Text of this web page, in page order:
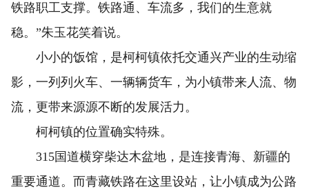
铁路职工支撑。铁路通、车流多，我们的生意就
稳。”朱玉花笑着说。
小小的饭馆，是柯柯镇依托交通兴产业的生动缩
影，一列列火车、一辆辆货车，为小镇带来人流、物
流，更带来源源不断的发展活力。
柯柯镇的位置确实特殊。
315国道横穿柴达木盆地，是连接青海、新疆的
重要通道。而青藏铁路在这里设站，让小镇成为公路